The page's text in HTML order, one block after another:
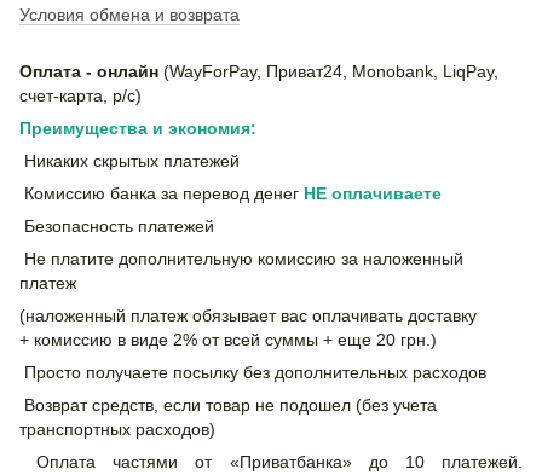
Условия обмена и возврата
Оплата - онлайн (WayForPay, Приват24, Monobank, LiqPay,
счет-карта, р/с)
Преимущества и экономия:
Никаких скрытых платежей
Комиссию банка за перевод денег НЕ оплачиваете
Безопасность платежей
Не платите дополнительную комиссию за наложенный
платеж
(наложенный платеж обязывает вас оплачивать доставку
+ комиссию в виде 2% от всей суммы + еще 20 грн.)
Просто получаете посылку без дополнительных расходов
Возврат средств, если товар не подошел (без учета
транспортных расходов)
Оплата частями от «Приватбанка» до 10 платежей.